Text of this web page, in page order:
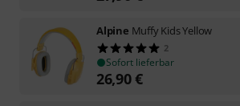
Alpine Muffy Kids Yellow
2
Sofort lieferbar
26,90€